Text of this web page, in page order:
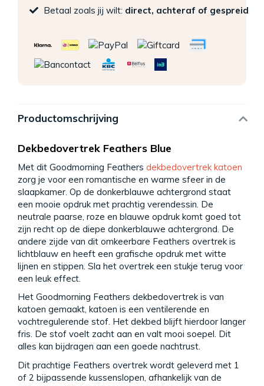
Betaal zoals jij wilt: direct, achteraf of gespreid
Productomschrijving
Dekbedovertrek Feathers Blue
Met dit Goodmorning Feathers dekbedovertrek katoen
zorg je voor een romantische en warme sfeer in de
slaapkamer. Op de donkerblauwe achtergrond staat
een mooie opdruk met prachtig verendessin. De
neutrale paarse, roze en blauwe opdruk komt goed tot
zijn recht op de diepe donkerblauwe achtergrond. De
andere zijde van dit omkeerbare Feathers overtrek is
lichtblauw en heeft een grafische opdruk met witte
lijnen en stippen. Sla het overtrek een stukje terug voor
een leuk effect.
Het Goodmorning Feathers dekbedovertrek is van
katoen gemaakt, katoen is een ventilerende en
vochtregulerende stof. Het dekbed blijft hierdoor langer
fris. De stof voelt zacht aan en valt mooi soepel. Dit
alles kan bijdragen aan een goede nachtrust.
Dit prachtige Feathers overtrek wordt geleverd met 1
of 2 bijpassende kussenslopen, afhankelijk van de